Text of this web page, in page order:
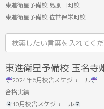
東進衛星予備校 島原田町校
東進衛星予備校 佐世保栄町校
索
結
果:
東進衛星予備校 玉名寺
2024年6月校舎スケジュール
合格実績
10月校舎スケジュール